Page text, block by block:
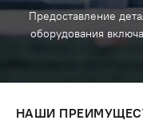
Предоставление
оборудования
НАШИ